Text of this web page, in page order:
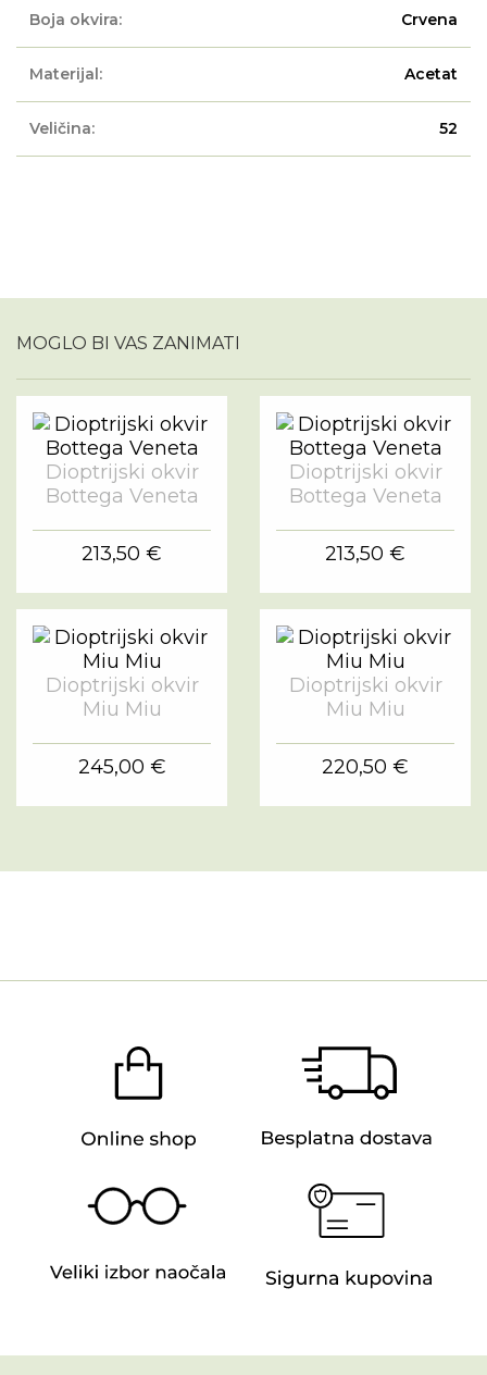
Boja okvira: Crvena
Materijal: Acetat
Veličina: 52
MOGLO BI VAS ZANIMATI
Dioptrijski okvir
Bottega Veneta
213,50 €
Dioptrijski okvir
Bottega Veneta
213,50 €
Dioptrijski okvir
Miu Miu
245,00 €
Dioptrijski okvir
Miu Miu
220,50 €